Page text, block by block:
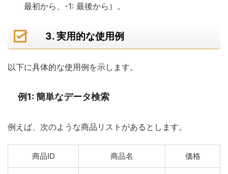
最初から、-1: 最後から）。
3. 実用的な使用例
以下に具体的な使用例を示します。
例1: 簡単なデータ検索
例えば、次のような商品リストがあるとします。
商品ID 商品名 価格